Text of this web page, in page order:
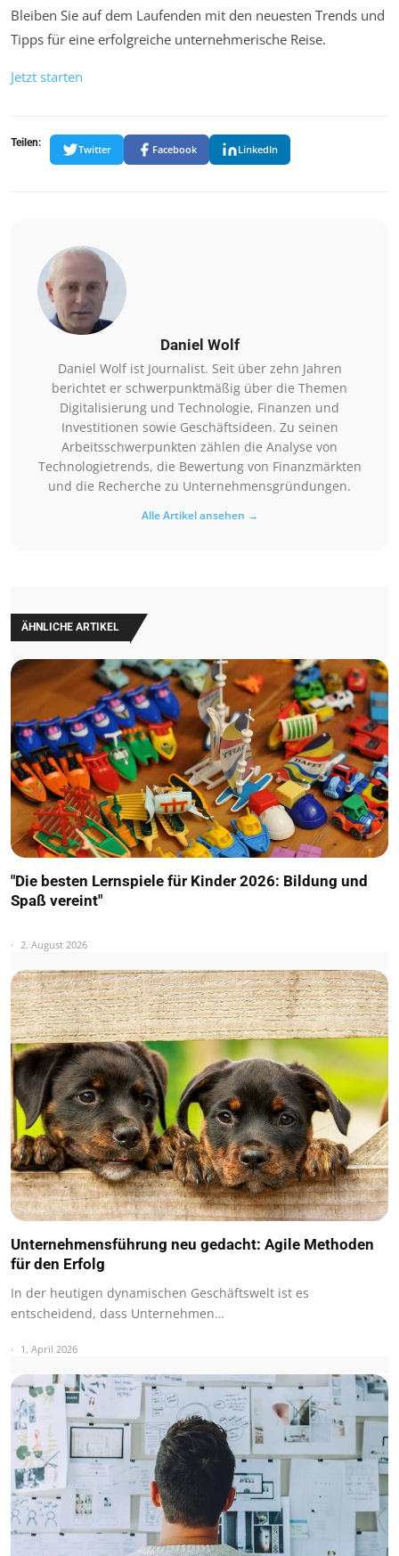
Bleiben Sie auf dem Laufenden mit den neuesten Trends und
Tipps für eine erfolgreiche unternehmerische Reise.
Jetzt starten
Teilen:
Twitter Facebook LinkedIn
Daniel Wolf
Daniel Wolf ist Journalist. Seit über zehn Jahren
berichtet er schwerpunktmäßig über die Themen
Digitalisierung und Technologie, Finanzen und
Investitionen sowie Geschäftsideen. Zu seinen
Arbeitsschwerpunkten zählen die Analyse von
Technologietrends, die Bewertung von Finanzmärkten
und die Recherche zu Unternehmensgründungen.
Alle Artikel ansehen →
ÄHNLICHE ARTIKEL
"Die besten Lernspiele für Kinder 2026: Bildung und
Spaß vereint"
2. August 2026
Unternehmensführung neu gedacht: Agile Methoden
für den Erfolg
In der heutigen dynamischen Geschäftswelt ist es
entscheidend, dass Unternehmen…
1. April 2026